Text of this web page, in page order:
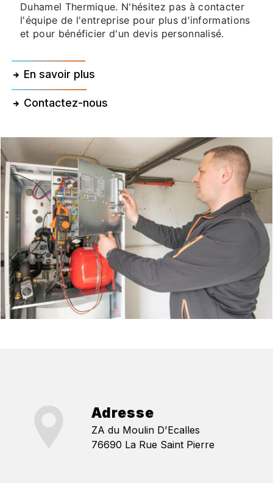
Duhamel Thermique. N'hésitez pas à contacter
l'équipe de l'entreprise pour plus d'informations
et pour bénéficier d'un devis personnalisé.
En savoir plus
Contactez-nous
Adresse
ZA du Moulin D'Ecalles
76690 La Rue Saint Pierre